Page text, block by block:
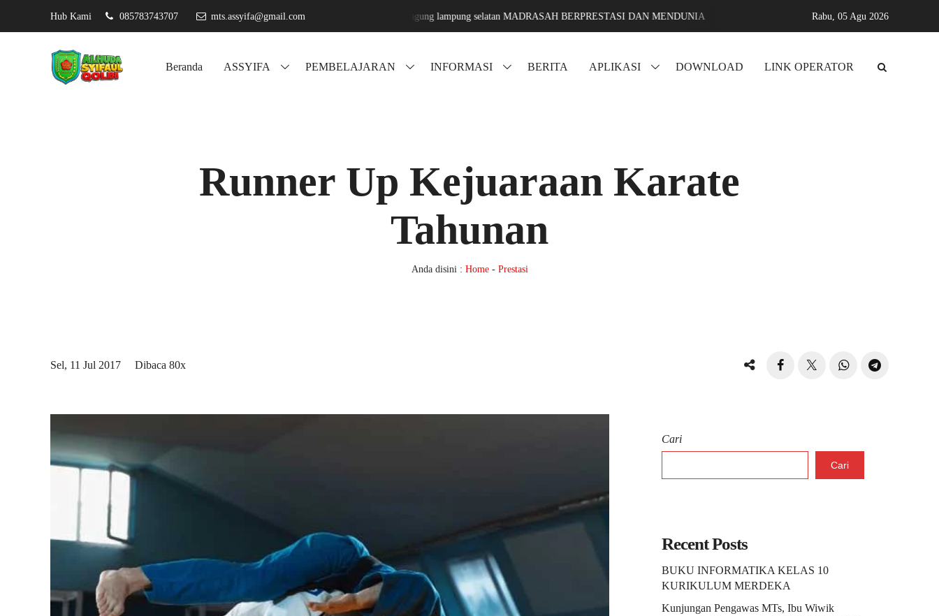
Hub Kami 085783743707 mts.assyifa@gmail.comAssyifa karang sari jati agung lampung selatan MADRASAH BERPRESTASI DAN MENDUNIA Assyifa karang sari jati agung lampung selatan
Rabu, 05 Agu 2026
Beranda ASSYIFA PEMBELAJARAN INFORMASI BERITA APLIKASI DOWNLOAD LINK OPERATOR
Runner Up Kejuaraan Karate
Tahunan
Anda disini : Home- Prestasi
Sel, 11 Jul 2017 Dibaca 80x
Cari
Cari
Recent Posts
BUKU INFORMATIKA KELAS 10
KURIKULUM MERDEKA
Kunjungan Pengawas MTs, Ibu Wiwik